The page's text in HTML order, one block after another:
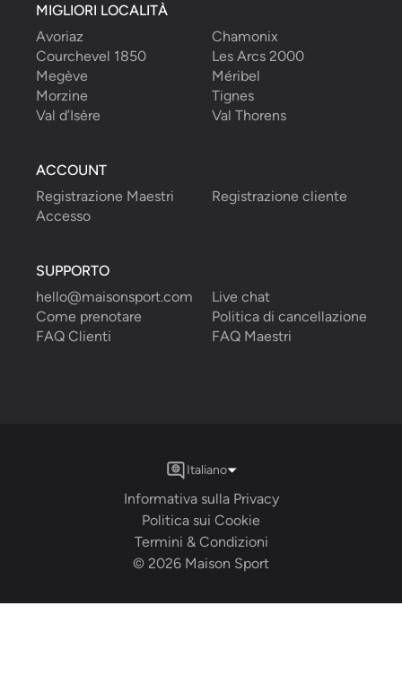
MIGLIORI LOCALITÀ
Avoriaz
Chamonix
Courchevel 1850
Les Arcs 2000
Megève
Méribel
Morzine
Tignes
Val d’Isère
Val Thorens
ACCOUNT
Registrazione Maestri
Registrazione cliente
Accesso
SUPPORTO
hello@maisonsport.com
Live chat
Come prenotare
Politica di cancellazione
FAQ Clienti
FAQ Maestri
© 2026 Maison Sport
Termini & Condizioni
Politica sui Cookie
Informativa sulla Privacy
Italiano